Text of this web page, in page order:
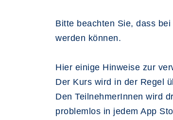
Bitte beachten Sie, dass
werden können.
Hier einige Hinweise zur
Der Kurs wird in der Regel
Den TeilnehmerInnen wird
problemlos in jedem App